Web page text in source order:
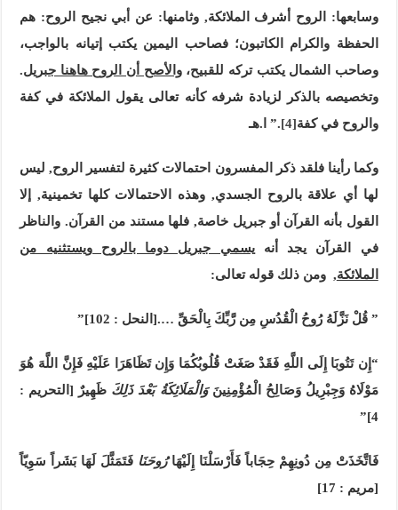
وسابعها: الروح أشرف الملائكة, وثامنها: عن أبي نجيح الروح: هم
الحفظة والكرام الكاتبون؛ فصاحب اليمين يكتب إتيانه بالواجب،
وصاحب الشمال يكتب تركه للقبيح،والأصح أن الروح هاهنا جبريل.
وتخصيصه بالذكر لزيادة شرفه كأنه تعالى يقول الملائكة في كفة
والروح في كفة[4] .” ا.هـ
وكما رأينا فلقد ذكر المفسرون احتمالات كثيرة لتفسير الروح, ليس
لها أي علاقة بالروح الجسدي, وهذه الاحتمالات كلها تخمينية, إلا
القول بأنه القرآن أو جبريل خاصة, فلها مستند من القرآن. والناظر
في القرآن يجد أنهيسمي جبريل دوما بالروح ويستثنيه من
الملائكة, ومن ذلك قوله تعالى:
” قُلْ نَزَّلَهُ رُوحُ الْقُدُسِ مِن رَّبِّكَ بِالْحَقِّ ….[النحل : 102]”
“إِن تَتُوبَا إِلَى اللَّهِ فَقَدْ صَغَتْ قُلُوبُكُمَا وَإِن تَظَاهَرَا عَلَيْهِ فَإِنَّ اللَّهَ هُوَ
مَوْلَاهُ وَجِبْرِيلُ وَصَالِحُ الْمُؤْمِنِينَوَالْمَلَائِكَةُ بَعْدَ ذَلِكَ ظَهِيرٌ [التحريم :
4]”
فَاتَّخَذَتْ مِن دُونِهِمْ حِجَاباً فَأَرْسَلْنَا إِلَيْهَارُوحَنَا فَتَمَثَّلَ لَهَا بَشَراً سَوِيّاً
[مريم : 17]